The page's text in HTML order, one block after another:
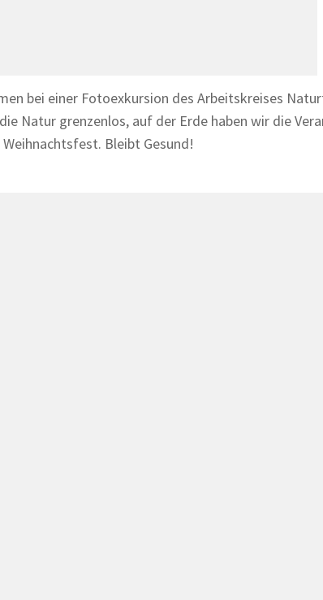
bei einer Fotoexkursion des Arbeitskreises
Natur grenzenlos, auf der Erde haben wir die
Bleibt Gesund!